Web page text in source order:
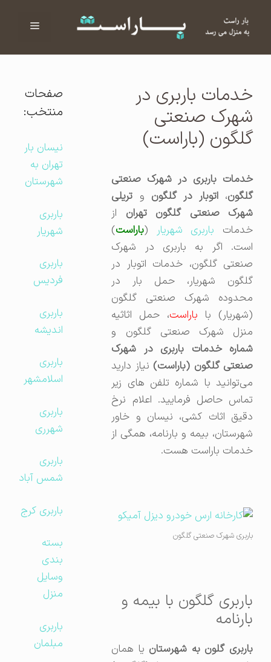
فهرست
خدمات باربری در
شهرک صنعتی
گلگون (باراست)
خدمات باربری در شهرک صنعتی
گلگون،اتوبار در گلگونو تریلی
شهرک صنعتی گلگون تهراناز
خدماتباربری شهریار(باراست)
است. اگر به باربری در شهرک
صنعتی گلگون، خدمات اتوبار در
گلگون شهریار، حمل بار در
محدوده شهرک صنعتی گلگون
(شهریار) با باراست، حمل اثاثیه
منزل شهرک صنعتی گلگون و
شماره خدمات باربری در شهرک
صنعتی گلگون (باراست)نیاز دارید
می‌توانید با شماره تلفن های زیر
تماس حاصل فرمایید. اعلام نرخ
دقیق اثاث کشی، نیسان و خاور
شهرستان، بیمه و بارنامه، همگی از
خدمات باراست هست.
باربری شهرک صنعتی گلگون
باربری گلگون با بیمه و
بارنامه
باربری گلون به شهرستانیا همان
صفحات
منتخب:
نیسان بار
تهران به
شهرستان
باربری
شهریار
باربری
فردیس
باربری
اندیشه
باربری
اسلامشهر
باربری
شهرری
باربری
شمس آباد
باربری کرج
بسته
بندی
وسایل
منزل
باربری
مبلمان